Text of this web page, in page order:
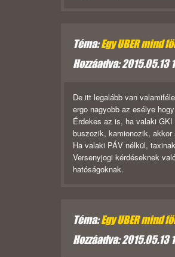
Téma:Egy UBER mind
Hozzáadva: 2015.05.13
De itt legalább van
ergo nagyobb az esélye
Érdekes az is, ha valaki
buszozik, kamionozik,
Ha valaki PÁV nélkül,
Versenyjogi kérdéseknek
hatóságoknak.
Téma:Egy UBER mind
Hozzáadva: 2015.05.13